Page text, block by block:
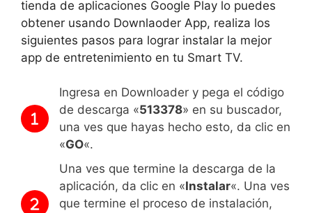
tienda de aplicaciones Google Play lo puedes
obtener usando Downlaoder App, realiza los
siguientes pasos para lograr instalar la mejor
app de entretenimiento en tu Smart TV.
Ingresa en Downloader y pega el código
de descarga «513378» en su buscador,
una ves que hayas hecho esto, da clic en
«GO«.
Una ves que termine la descarga de la
aplicación, da clic en «Instalar«. Una ves
que termine el proceso de instalación,